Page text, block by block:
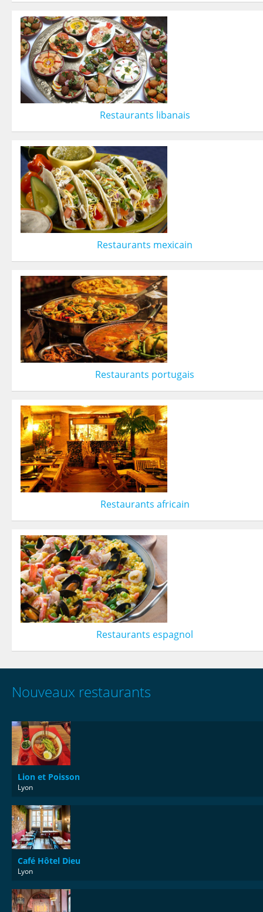
Restaurants libanais
Restaurants mexicain
Restaurants portugais
Restaurants africain
Restaurants espagnol
Nouveaux restaurants
Lion et Poisson
Lyon
Café Hôtel Dieu
Lyon